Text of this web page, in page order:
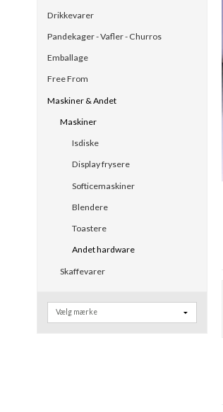
Drikkevarer
Pandekager - Vafler - Churros
Emballage
Free From
Maskiner & Andet
Maskiner
Isdiske
Display frysere
Softicemaskiner
Blendere
Toastere
Andet hardware
Skaffevarer